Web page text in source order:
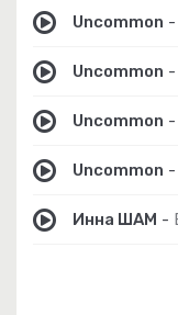
Uncommon -
Uncommon -
Uncommon -
Uncommon -
Инна ШАМ -